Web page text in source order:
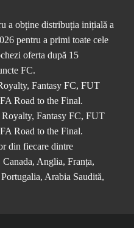
a obține distribuția inițială a
pentru a primi toate cele
oferta după 15
FC.
Fantasy FC, FUT
Road to the Final.
Fantasy FC, FUT
Road to the Final.
din fiecare dintre
Anglia, Franța,
Arabia Saudită,